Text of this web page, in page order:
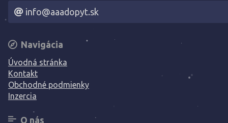
info@aaadopyt.sk
Navigácia
Úvodná stránka
Kontakt
Obchodné podmienky
Inzercia
O nás